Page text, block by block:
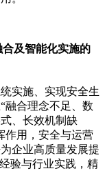
及智能化实施的
实施、实现安全生
融合理念不足、数
、长效机制缺
作用，安全与运营
企业高质量发展提
验与行业实践，精